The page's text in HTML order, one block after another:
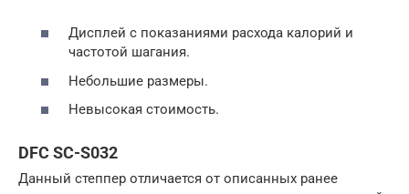
Дисплей с показаниями расхода калорий и
частотой шагания.
Небольшие размеры.
Невысокая стоимость.
DFC SC-S032
Данный степпер отличается от описанных ранее